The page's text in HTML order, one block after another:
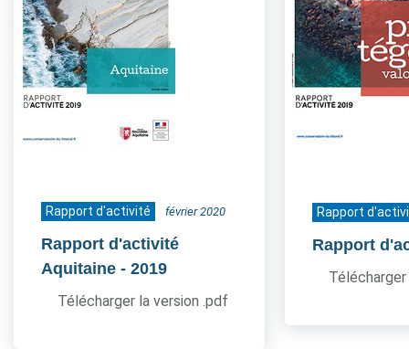
Rapport d'activité février 2020
Rapport d'activité
Aquitaine - 2019
Télécharger la version .pdf
Rapport
Rapport